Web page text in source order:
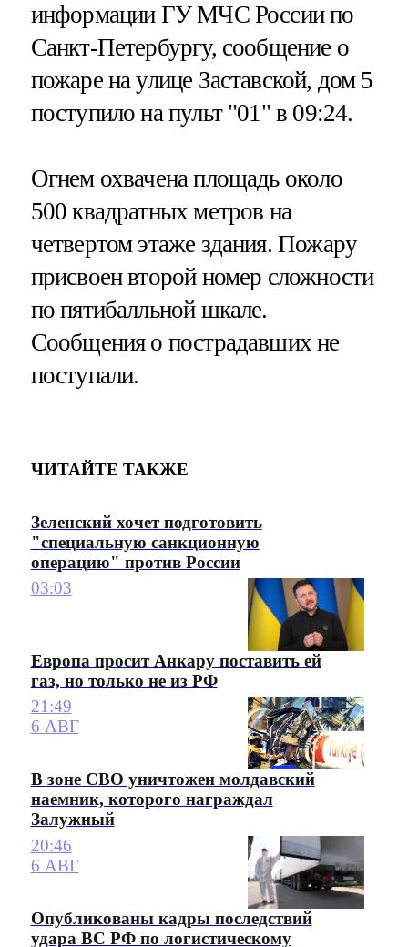
информации ГУ МЧС России по
Санкт-Петербургу, сообщение о
пожаре на улице Заставской, дом 5
поступило на пульт "01" в 09:24.
Огнем охвачена площадь около
500 квадратных метров на
четвертом этаже здания. Пожару
присвоен второй номер сложности
по пятибалльной шкале.
Сообщения о пострадавших не
поступали.
ЧИТАЙТЕ ТАКЖЕ
Зеленский хочет подготовить
"специальную санкционную
операцию" против России
03:03
Европа просит Анкару поставить ей
газ, но только не из РФ
21:49
6 АВГ
В зоне СВО уничтожен молдавский
наемник, которого награждал
Залужный
20:46
6 АВГ
Опубликованы кадры последствий
удара ВС РФ по логистическому